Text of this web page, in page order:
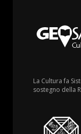
La Cultura fa
sostegno della